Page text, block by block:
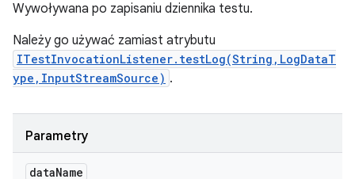
Wywoływana po zapisaniu dziennika testu.
Należy go używać zamiast atrybutu
ITestInvocationListener.testLog(String,LogDataT
ype,InputStreamSource) .
Parametry
dataName